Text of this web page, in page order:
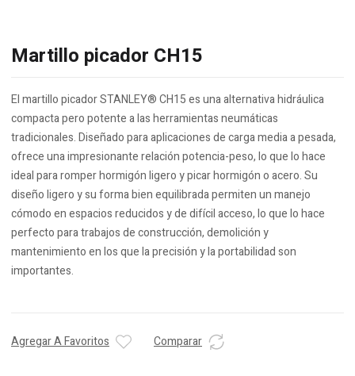
Martillo picador CH15
El martillo picador STANLEY® CH15 es una alternativa hidráulica
compacta pero potente a las herramientas neumáticas
tradicionales. Diseñado para aplicaciones de carga media a pesada,
ofrece una impresionante relación potencia-peso, lo que lo hace
ideal para romper hormigón ligero y picar hormigón o acero. Su
diseño ligero y su forma bien equilibrada permiten un manejo
cómodo en espacios reducidos y de difícil acceso, lo que lo hace
perfecto para trabajos de construcción, demolición y
mantenimiento en los que la precisión y la portabilidad son
importantes.
Agregar A Favoritos Comparar